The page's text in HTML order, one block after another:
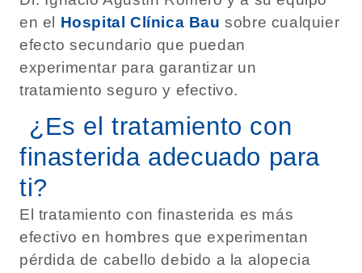
en el Hospital Clínica Bau sobre cualquier
efecto secundario que puedan
experimentar para garantizar un
tratamiento seguro y efectivo.
¿Es el tratamiento con
finasterida adecuado para
ti?
El tratamiento con finasterida es más
efectivo en hombres que experimentan
pérdida de cabello debido a la alopecia